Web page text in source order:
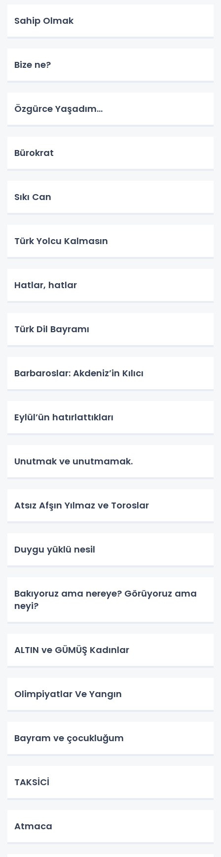
Sahip Olmak
Bize ne?
Özgürce Yaşadım…
Bürokrat
Sıkı Can
Türk Yolcu Kalmasın
Hatlar, hatlar
Türk Dil Bayramı
Barbaroslar: Akdeniz’in Kılıcı
Eylül’ün hatırlattıkları
Unutmak ve unutmamak.
Atsız Afşın Yılmaz ve Toroslar
Duygu yüklü nesil
Bakıyoruz ama nereye? Görüyoruz ama
neyi?
ALTIN ve GÜMÜŞ Kadınlar
Olimpiyatlar Ve Yangın
Bayram ve çocukluğum
TAKSİCİ
Atmaca